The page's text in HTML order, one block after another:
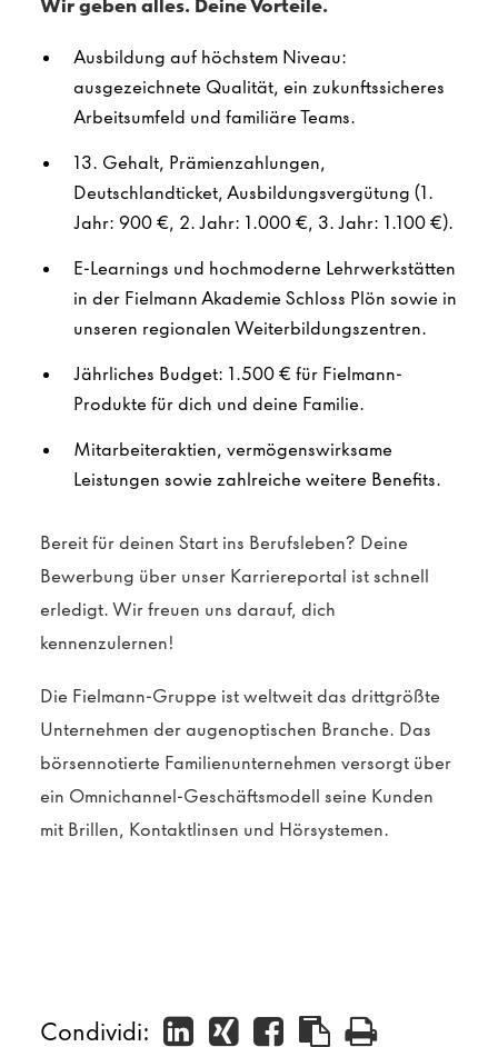
Wir geben alles. Deine Vorteile.
Ausbildung auf höchstem Niveau:
ausgezeichnete Qualität, ein zukunftssicheres
Arbeitsumfeld und familiäre Teams.
13. Gehalt, Prämienzahlungen,
Deutschlandticket, Ausbildungsvergütung (1.
Jahr: 900 €, 2. Jahr: 1.000 €, 3. Jahr: 1.100 €).
E-Learnings und hochmoderne Lehrwerkstätten
in der Fielmann Akademie Schloss Plön sowie in
unseren regionalen Weiterbildungszentren.
Jährliches Budget: 1.500 € für Fielmann-
Produkte für dich und deine Familie.
Mitarbeiteraktien, vermögenswirksame
Leistungen sowie zahlreiche weitere Benefits.
Bereit für deinen Start ins Berufsleben? Deine
Bewerbung über unser Karriereportal ist schnell
erledigt. Wir freuen uns darauf, dich
kennenzulernen!
Die Fielmann-Gruppe ist weltweit das drittgrößte
Unternehmen der augenoptischen Branche. Das
börsennotierte Familienunternehmen versorgt über
ein Omnichannel-Geschäftsmodell seine Kunden
mit Brillen, Kontaktlinsen und Hörsystemen.
Condividi: